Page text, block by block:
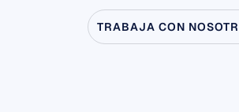
TRABAJA CON